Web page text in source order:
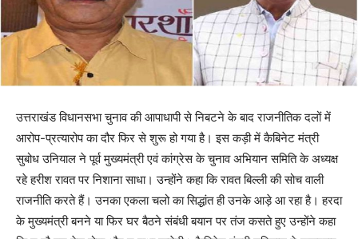
उत्तराखंड विधानसभा चुनाव की आपाधापी से निबटने के बाद राजनीतिक दलों में
आरोप-प्रत्यारोप का दौर फिर से शुरू हो गया है। इस कड़ी में कैबिनेट मंत्री
सुबोध उनियाल ने पूर्व मुख्यमंत्री एवं कांग्रेस के चुनाव अभियान समिति के अध्यक्ष
रहे हरीश रावत पर निशाना साधा। उन्होंने कहा कि रावत बिल्ली की सोच वाली
राजनीति करते हैं। उनका एकला चलो का सिद्धांत ही उनके आड़े आ रहा है। हरदा
के मुख्यमंत्री बनने या फिर घर बैठने संबंधी बयान पर तंज कसते हुए उन्होंने कहा